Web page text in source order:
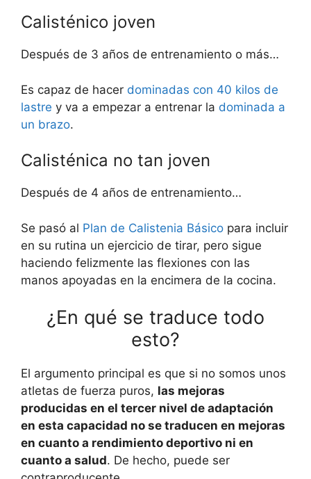
Calisténico joven
Después de 3 años de entrenamiento o más…
Es capaz de hacer dominadas con 40 kilos de
lastre y va a empezar a entrenar la dominada a
un brazo.
Calisténica no tan joven
Después de 4 años de entrenamiento…
Se pasó al Plan de Calistenia Básico para incluir
en su rutina un ejercicio de tirar, pero sigue
haciendo felizmente las flexiones con las
manos apoyadas en la encimera de la cocina.
¿En qué se traduce todo
esto?
El argumento principal es que si no somos unos
atletas de fuerza puros, las mejoras
producidas en el tercer nivel de adaptación
en esta capacidad no se traducen en mejoras
en cuanto a rendimiento deportivo ni en
cuanto a salud. De hecho, puede ser